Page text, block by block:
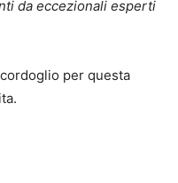
da eccezionali esperti
per questa